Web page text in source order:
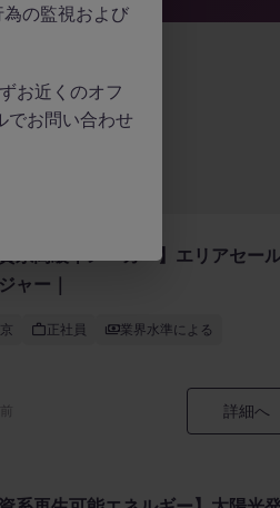
系高級車メーカー】エリアセー
ャー｜
正社員 業界水準による
詳細へ
の監視および
お近くのオフ
でお問い合わせ